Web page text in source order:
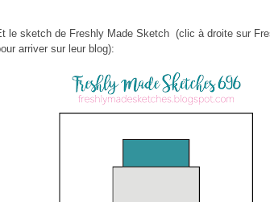
le sketch de Freshly Made Sketch (clic à droite sur
arriver sur leur blog):